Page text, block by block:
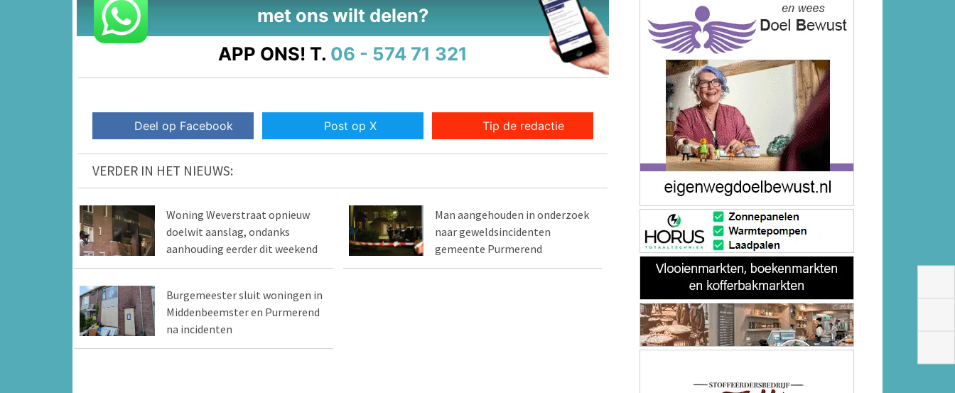
met ons wilt delen?
APP ONS! T. 06 - 574 71 321
Deel op Facebook Post op X Tip de redactie
VERDER IN HET NIEUWS:
Woning Weverstraat opnieuw
doelwit aanslag, ondanks
aanhouding eerder dit weekend
Man aangehouden in onderzoek
naar geweldsincidenten
gemeente Purmerend
Burgemeester sluit woningen in
Middenbeemster en Purmerend
na incidenten